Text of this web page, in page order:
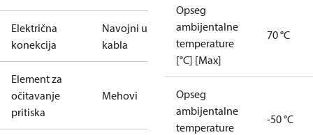
Električna
konekcija
Navojni ulaz
kabla
Element za
očitavanje
pritiska
Mehovi
Opseg
ambijentalne
temperature
[°C] [Max]
70 °C
Opseg
ambijentalne
temperature
-50 °C